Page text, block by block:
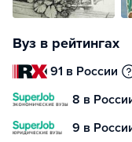
Вуз в рейтингах
91 в России
8 в
9 в